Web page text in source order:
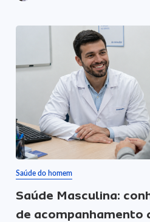
Saúde do homem
Saúde Masculina:
de acompanhamento